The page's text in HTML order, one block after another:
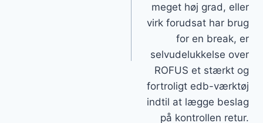
meget høj grad, eller
virk forudsat har brug
for en break, er
selvudelukkelse over
ROFUS et stærkt og
fortroligt edb-værktøj
indtil at lægge beslag
på kontrollen retur.